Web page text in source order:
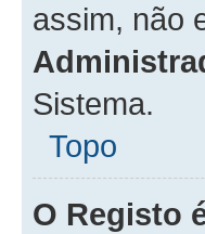
assim, não
Sistema.
Topo
O Registo